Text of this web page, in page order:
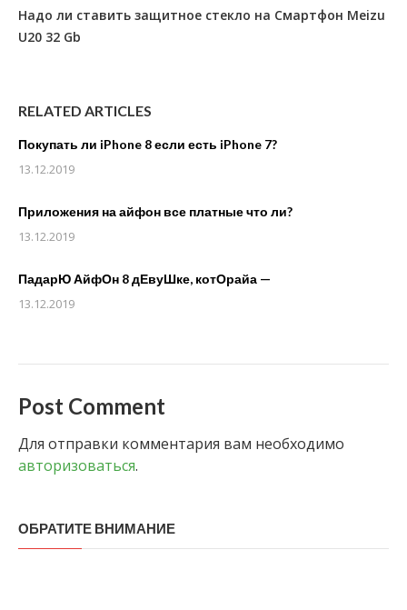
Надо ли ставить защитное стекло на Смартфон Meizu
U20 32 Gb
RELATED ARTICLES
Покупать ли iPhone 8 если есть iPhone 7?
13.12.2019
Приложения на айфон все платные что ли?
13.12.2019
ПадарЮ АйфОн 8 дЕвуШке, котОрайа —
13.12.2019
Post Comment
Для отправки комментария вам необходимо
авторизоваться.
ОБРАТИТЕ ВНИМАНИЕ